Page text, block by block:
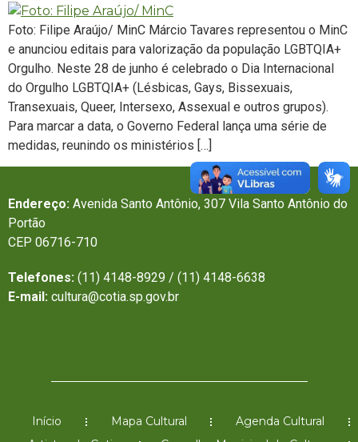
Foto: Filipe Araújo/ MinC Márcio Tavares representou o MinC
e anunciou editais para valorização da população LGBTQIA+
Orgulho. Neste 28 de junho é celebrado o Dia Internacional
do Orgulho LGBTQIA+ (Lésbicas, Gays, Bissexuais,
Transexuais, Queer, Intersexo, Assexual e outros grupos).
Para marcar a data, o Governo Federal lança uma série de
medidas, reunindo os ministérios […]
Endereço: Avenida Santo Antônio, 307 Vila Santo Antônio do
Portão
CEP 06716-710
Telefones: (11) 4148-8929 / (11) 4148-6638
E-mail: cultura@cotia.sp.gov.br
Início Mapa Cultural
Agenda Cultural